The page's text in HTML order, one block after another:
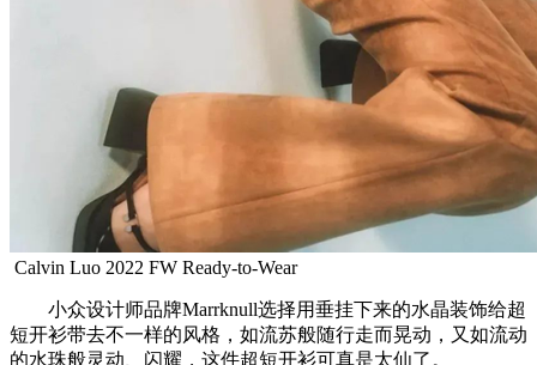
Calvin Luo 2022 FW Ready-to-Wear
小众设计师品牌Marrknull选择用垂挂下来的水晶装饰给超
短开衫带去不一样的风格，如流苏般随行走而晃动，又如流动
的水珠般灵动、闪耀，这件超短开衫可真是太仙了。